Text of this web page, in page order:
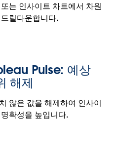
차트의 기간별 변
분류 차트 내 전체 값 옆에
변화를 확인할 수 있습니
니다.
는 인사이트 차트에서 차원
릴다운합니다.
또는 인사이트 차
Pulse: 예상
해제
않은 값을 해제하여 인사이
확성을 높입니다.